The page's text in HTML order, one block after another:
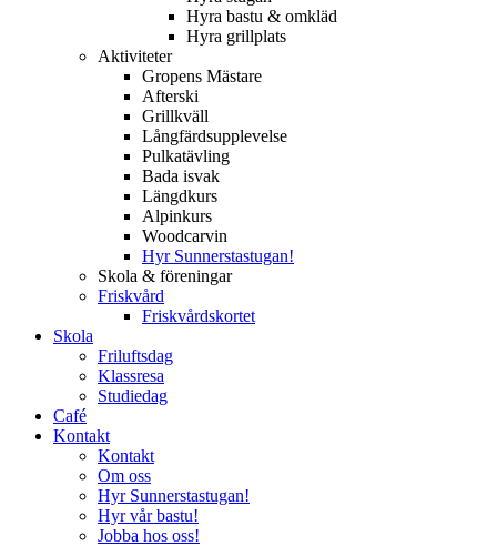
Hyra bastu & omkläd
Hyra grillplats
Aktiviteter
Gropens Mästare
Afterski
Grillkväll
Långfärdsupplevelse
Pulkatävling
Bada isvak
Längdkurs
Alpinkurs
Woodcarvin
Hyr Sunnerstastugan!
Skola & föreningar
Friskvård
Friskvårdskortet
Skola
Friluftsdag
Klassresa
Studiedag
Café
Kontakt
Kontakt
Om oss
Hyr Sunnerstastugan!
Hyr vår bastu!
Jobba hos oss!